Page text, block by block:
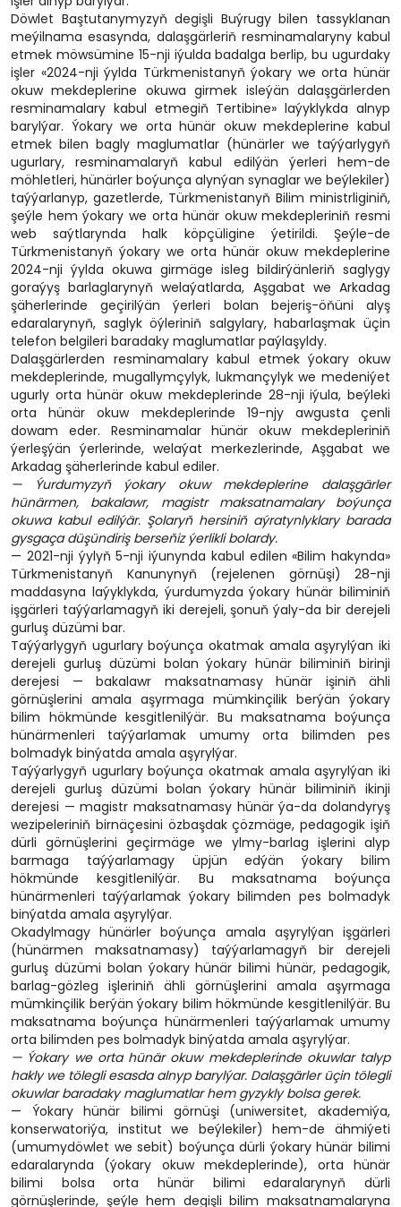
Döwlet Baştutanymyzyň degişli Buýrugy bilen tassyklanan
meýilnama esasynda, dalaşgärleriň resminamalaryny kabul
etmek möwsümine 15-nji iýulda badalga berlip, bu ugurdaky
işler «2024-nji ýylda Türkmenistanyň ýokary we orta hünär
okuw mekdeplerine okuwa girmek isleýän dalaşgärlerden
resminamalary kabul etmegiň Tertibine» laýyklykda alnyp
barylýar. Ýokary we orta hünär okuw mekdeplerine kabul
etmek bilen bagly maglumatlar (hünärler we taýýarlygyň
ugurlary, resminamalaryň kabul edilýän ýerleri hem-de
möhletleri, hünärler boýunça alynýan synaglar we beýlekiler)
taýýarlanyp, gazetlerde, Türkmenistanyň Bilim ministrliginiň,
şeýle hem ýokary we orta hünär okuw mekdepleriniň resmi
web saýtlarynda halk köpçüligine ýetirildi. Şeýle-de
Türkmenistanyň ýokary we orta hünär okuw mekdeplerine
2024-nji ýylda okuwa girmäge isleg bildirýänleriň saglygy
goraýyş barlaglarynyň welaýatlarda, Aşgabat we Arkadag
şäherlerinde geçirilýän ýerleri bolan bejeriş-öňüni alyş
edaralarynyň, saglyk öýleriniň salgylary, habarlaşmak üçin
telefon belgileri baradaky maglumatlar paýlaşyldy.
Dalaşgärlerden resminamalary kabul etmek ýokary okuw
mekdeplerinde, mugallymçylyk, lukmançylyk we medeniýet
ugurly orta hünär okuw mekdeplerinde 28-nji iýula, beýleki
orta hünär okuw mekdeplerinde 19-njy awgusta çenli
dowam eder. Resminamalar hünär okuw mekdepleriniň
ýerleşýän ýerlerinde, welaýat merkezlerinde, Aşgabat we
Arkadag şäherlerinde kabul ediler.
— Ýurdumyzyň ýokary okuw mekdeplerine dalaşgärler
hünärmen, bakalawr, magistr maksatnamalary boýunça
okuwa kabul edilýär. Şolaryň hersiniň aýratynlyklary barada
gysgaça düşündiriş berseňiz ýerlikli bolardy.
— 2021-nji ýylyň 5-nji iýunynda kabul edilen «Bilim hakynda»
Türkmenistanyň Kanunynyň (rejelenen görnüşi) 28-nji
maddasyna laýyklykda, ýurdumyzda ýokary hünär biliminiň
işgärleri taýýarlamagyň iki derejeli, şonuň ýaly-da bir derejeli
gurluş düzümi bar.
Taýýarlygyň ugurlary boýunça okatmak amala aşyrylýan iki
derejeli gurluş düzümi bolan ýokary hünär biliminiň birinji
derejesi — bakalawr maksatnamasy hünär işiniň ähli
görnüşlerini amala aşyrmaga mümkinçilik berýän ýokary
bilim hökmünde kesgitlenilýär. Bu maksatnama boýunça
hünärmenleri taýýarlamak umumy orta bilimden pes
bolmadyk binýatda amala aşyrylýar.
Taýýarlygyň ugurlary boýunça okatmak amala aşyrylýan iki
derejeli gurluş düzümi bolan ýokary hünär biliminiň ikinji
derejesi — magistr maksatnamasy hünär ýa-da dolandyryş
wezipeleriniň birnäçesini özbaşdak çözmäge, pedagogik işiň
dürli görnüşlerini geçirmäge we ylmy-barlag işlerini alyp
barmaga taýýarlamagy üpjün edýän ýokary bilim
hökmünde kesgitlenilýär. Bu maksatnama boýunça
hünärmenleri taýýarlamak ýokary bilimden pes bolmadyk
binýatda amala aşyrylýar.
Okadylmagy hünärler boýunça amala aşyrylýan işgärleri
(hünärmen maksatnamasy) taýýarlamagyň bir derejeli
gurluş düzümi bolan ýokary hünär bilimi hünär, pedagogik,
barlag-gözleg işleriniň ähli görnüşlerini amala aşyrmaga
mümkinçilik berýän ýokary bilim hökmünde kesgitlenilýär. Bu
maksatnama boýunça hünärmenleri taýýarlamak umumy
orta bilimden pes bolmadyk binýatda amala aşyrylýar.
— Ýokary we orta hünär okuw mekdeplerinde okuwlar talyp
hakly we tölegli esasda alnyp barylýar. Dalaşgärler üçin tölegli
okuwlar baradaky maglumatlar hem gyzykly bolsa gerek.
— Ýokary hünär bilimi görnüşi (uniwersitet, akademiýa,
konserwatoriýa, institut we beýlekiler) hem-de ähmiýeti
(umumydöwlet we sebit) boýunça dürli ýokary hünär bilimi
edaralarynda (ýokary okuw mekdeplerinde), orta hünär
bilimi bolsa orta hünär bilimi edaralarynyň dürli
görnüşlerinde, şeýle hem degişli bilim maksatnamalaryna